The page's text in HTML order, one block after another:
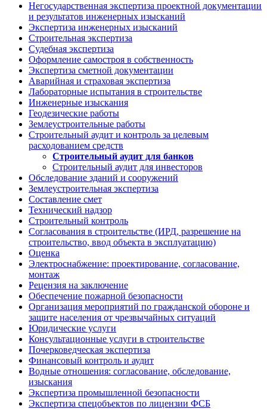
Негосударственная экспертиза проектной документации
и результатов инженерных изысканий
Экспертиза инженерных изысканий
Строительная экспертиза
Судебная экспертиза
Оформление самостроя в собственность
Экспертиза сметной документации
Аварийная и страховая экспертиза
Лабораторные испытания в строительстве
Инженерные изыскания
Геодезические работы
Землеустроительные работы
Строительный аудит и контроль за целевым
расходованием средств
Строительный аудит для банков
Строительный аудит для инвесторов
Обследование зданий и сооружений
Землеустроительная экспертиза
Составление смет
Технический надзор
Строительный контроль
Согласования в строительстве (ИРД, разрешение на
строительство, ввод объекта в эксплуатацию)
Оценка
Электроснабжение: проектирование, согласование,
монтаж
Рецензия на заключение
Обеспечение пожарной безопасности
Организация мероприятий по гражданской обороне и
защите населения от чрезвычайных ситуаций
Юридические услуги
Консультационные услуги в строительстве
Почерковедческая экспертиза
Финансовый контроль и аудит
Водные отношения: согласование, обследование,
изыскания
Экспертиза промышленной безопасности
Экспертиза спецобъектов по лицензии ФСБ